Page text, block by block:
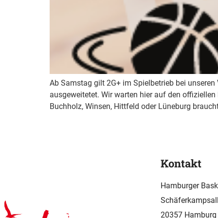
Ab Samstag gilt 2G+ im Spielbetrieb bei
ausgeweitetet. Wir warten hier auf den
Buchholz, Winsen, Hittfeld oder Lüneburg
Kontakt
Hamburger
20357 Hamburg